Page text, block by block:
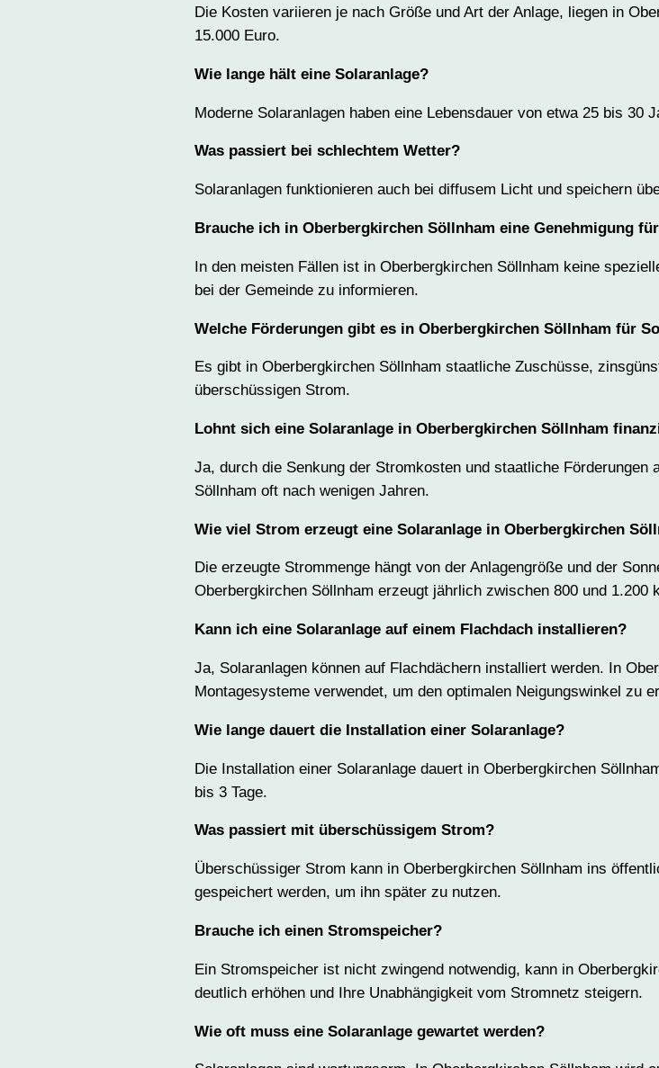
Die Kosten variieren je nach Größe und Art der Anlage, liegen in
15.000 Euro.
Wie lange hält eine Solaranlage?
Moderne Solaranlagen haben eine Lebensdauer von etwa 25 bis 30
Was passiert bei schlechtem Wetter?
Solaranlagen funktionieren auch bei diffusem Licht und speichern
Brauche ich in Oberbergkirchen Söllnham eine Genehmigung
In den meisten Fällen ist in Oberbergkirchen Söllnham keine
bei der Gemeinde zu informieren.
Welche Förderungen gibt es in Oberbergkirchen Söllnham für
Es gibt in Oberbergkirchen Söllnham staatliche Zuschüsse,
überschüssigen Strom.
Lohnt sich eine Solaranlage in Oberbergkirchen Söllnham
Ja, durch die Senkung der Stromkosten und staatliche
Söllnham oft nach wenigen Jahren.
Wie viel Strom erzeugt eine Solaranlage in Oberbergkirchen
Die erzeugte Strommenge hängt von der Anlagengröße und der
Oberbergkirchen Söllnham erzeugt jährlich zwischen 800 und 1.200
Kann ich eine Solaranlage auf einem Flachdach installieren?
Ja, Solaranlagen können auf Flachdächern installiert werden. In
Montagesysteme verwendet, um den optimalen Neigungswinkel zu
Wie lange dauert die Installation einer Solaranlage?
Die Installation einer Solaranlage dauert in Oberbergkirchen
bis 3 Tage.
Was passiert mit überschüssigem Strom?
Überschüssiger Strom kann in Oberbergkirchen Söllnham ins
gespeichert werden, um ihn später zu nutzen.
Brauche ich einen Stromspeicher?
Ein Stromspeicher ist nicht zwingend notwendig, kann in
deutlich erhöhen und Ihre Unabhängigkeit vom Stromnetz steigern.
Wie oft muss eine Solaranlage gewartet werden?